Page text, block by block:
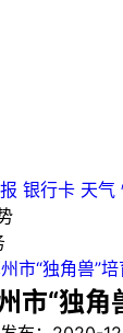
银行卡 天气
市“独角兽”
市“独角